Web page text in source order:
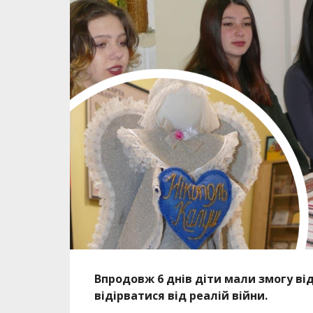
Впродовж 6 днів діти мали змогу
відірватися від реалій війни.